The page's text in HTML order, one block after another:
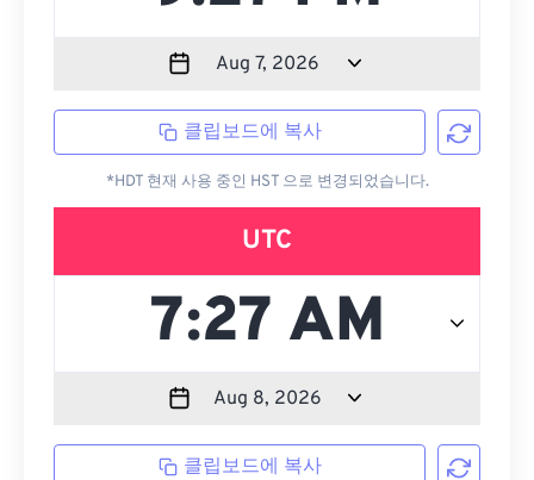
클립보드에 복사
*HDT 현재 사용 중인 HST 으로 변경되었습니다.
UTC
클립보드에 복사